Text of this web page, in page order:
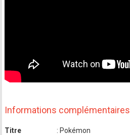
Informations complémentaires
Titre
: Pokémon